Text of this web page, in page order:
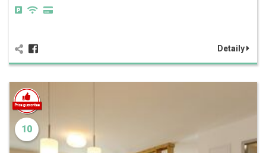
Detaily
10